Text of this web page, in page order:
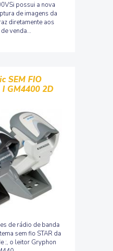
possui a nova
de imagens da
diretamente aos
venda...
SEM FIO
I GM4400 2D
de rádio de banda
sem fio STAR da
;, o leitor Gryphon